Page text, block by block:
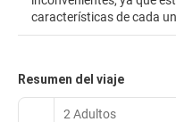
características de cada
Resumen del viaje
2 Adultos